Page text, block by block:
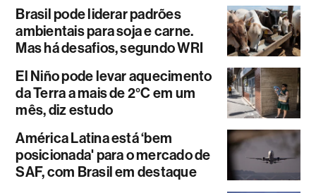
Brasil pode liderar padrões
ambientais para soja e carne.
Mas há desafios, segundo WRI
El Niño pode levar aquecimento
da Terra a mais de 2°C em um
mês, diz estudo
América Latina está ‘bem
posicionada' para o mercado de
SAF, com Brasil em destaque